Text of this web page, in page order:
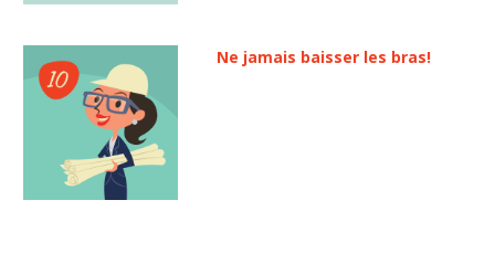
Ne jamais baisser les bras!